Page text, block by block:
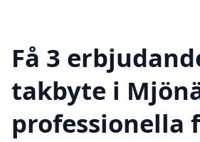
Få 3
takbyte i
professionella